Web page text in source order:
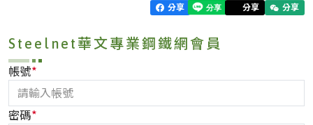
分享 分享 分享
Steelnet華文專業鋼鐵網會員
帳號*
密碼*